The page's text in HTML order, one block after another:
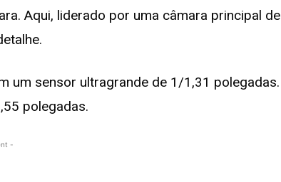
Aqui, liderado por uma câmara principal de
um sensor ultragrande de 1/1,31 polegadas.
polegadas.
-